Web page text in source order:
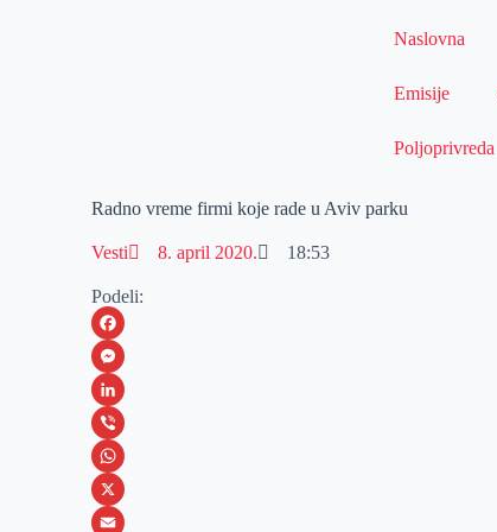
Naslovna
Emisije
Poljoprivreda
Radno vreme firmi koje rade u Aviv parku
Vesti 8. april 2020. 18:53
Podeli:
F
a
c
e
b
o
M
e
s
s
e
L
i
n
k
V
i
b
W
h
X